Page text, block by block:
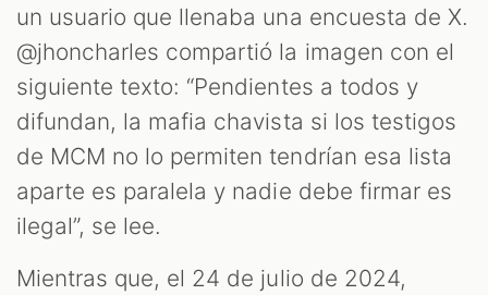
un usuario que llenaba una encuesta de X.
@jhoncharles compartió la imagen con el
siguiente texto: “Pendientes a todos y
difundan, la mafia chavista si los testigos
de MCM no lo permiten tendrían esa lista
aparte es paralela y nadie debe firmar es
ilegal”, se lee.
Mientras que, el 24 de julio de 2024,